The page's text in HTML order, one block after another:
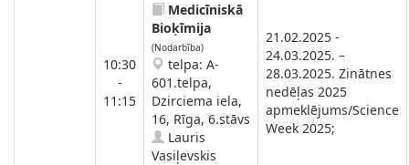
10:30
-
11:15
Medicīniskā
Bioķīmija
(Nodarbība)
telpa: A-
601.telpa,
Dzirciema iela,
16, Rīga, 6.stāvs
Lauris
Vasiļevskis
21.02.2025 -
24.03.2025. –
28.03.2025. Zinātnes
nedēļas 2025
apmeklējums/Science
Week 2025;